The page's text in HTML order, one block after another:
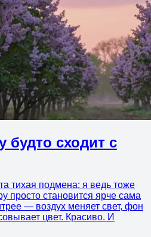
будто сходит с
тихая подмена: я ведь тоже
просто становится ярче сама
— воздух меняет свет, фон
цвет. Красиво. И